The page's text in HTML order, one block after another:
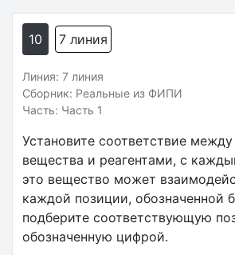
10 7 линия
Линия: 7 линия
Сборник: Реальные из ФИПИ
Часть: Часть 1
Установите соответствие
вещества и реагентами, с
это вещество может
каждой позиции, обозначенной
подберите соответствующую
обозначенную цифрой.